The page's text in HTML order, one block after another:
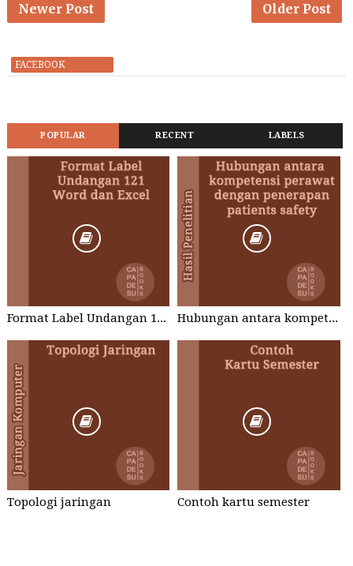
Newer Post Older Post
FACEBOOK
POPULAR RECENT LABELS
Format Label Undangan 121 Word dan Excel Hubungan antara kompetensi perawat dengan penerapan patients safety
Topologi jaringan Contoh kartu semester